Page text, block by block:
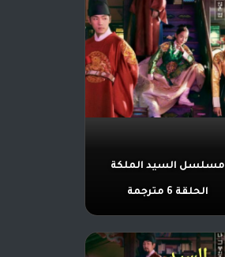
مسلسل السيد الملكة
الحلقة 6 مترجمة